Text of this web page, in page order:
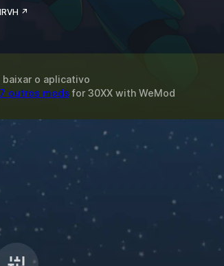
↗
baixar o aplicativo
7 outros mods for 30XXwith WeMod